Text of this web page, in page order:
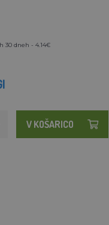
30 dneh - 4.14€
V KOŠARICO